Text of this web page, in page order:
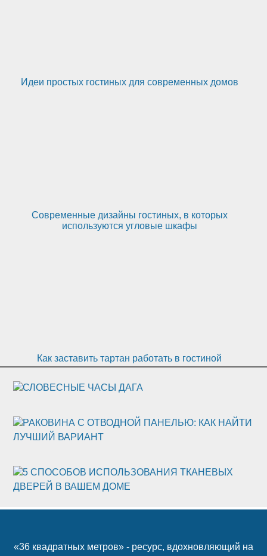
Идеи простых гостиных для современных домов
Современные дизайны гостиных, в которых
используются угловые шкафы
Как заставить тартан работать в гостиной
СЛОВЕСНЫЕ ЧАСЫ ДАГА
РАКОВИНА С ОТВОДНОЙ ПАНЕЛЬЮ: КАК НАЙТИ
ЛУЧШИЙ ВАРИАНТ
5 СПОСОБОВ ИСПОЛЬЗОВАНИЯ ТКАНЕВЫХ
ДВЕРЕЙ В ВАШЕМ ДОМЕ
«36 квадратных метров» - ресурс, вдохновляющий на